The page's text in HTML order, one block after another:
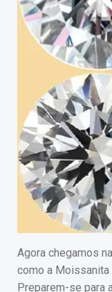
Agora chegamos
como a
Preparem-se para